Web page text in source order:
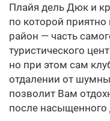
Плайя дель Дюк и
по которой приятно
район — часть
туристического
но при этом сам
отдалении от
позволит Вам
после насыщенного